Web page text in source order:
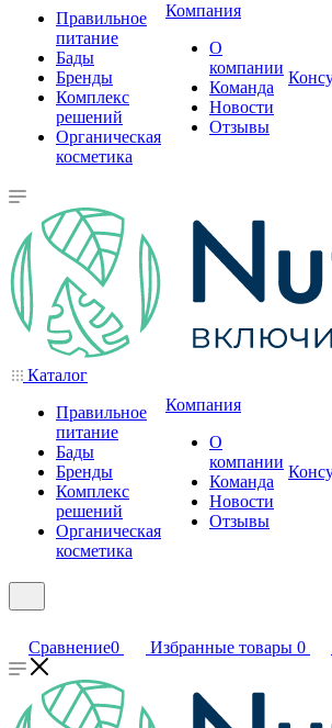
Правильное
питание
Бады
Бренды
Комплекс
решений
Органическая
косметика
Компания
О
компании
Команда
Новости
Отзывы
Каталог
Правильное
питание
Бады
Бренды
Комплекс
решений
Органическая
косметика
Компания
О
компании
Команда
Новости
Отзывы
Сравнение0 Избранные товары 0